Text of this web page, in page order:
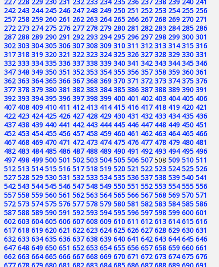
242 243 244 245 246 247 248 249 250 251 252 253 254 255 256
257 258 259 260 261 262 263 264 265 266 267 268 269 270 271
272 273 274 275 276 277 278 279 280 281 282 283 284 285 286
287 288 289 290 291 292 293 294 295 296 297 298 299 300 301
302 303 304 305 306 307 308 309 310 311 312 313 314 315 316
317 318 319 320 321 322 323 324 325 326 327 328 329 330 331
332 333 334 335 336 337 338 339 340 341 342 343 344 345 346
347 348 349 350 351 352 353 354 355 356 357 358 359 360 361
362 363 364 365 366 367 368 369 370 371 372 373 374 375 376
377 378 379 380 381 382 383 384 385 386 387 388 389 390 391
392 393 394 395 396 397 398 399 400 401 402 403 404 405 406
407 408 409 410 411 412 413 414 415 416 417 418 419 420 421
422 423 424 425 426 427 428 429 430 431 432 433 434 435 436
437 438 439 440 441 442 443 444 445 446 447 448 449 450 451
452 453 454 455 456 457 458 459 460 461 462 463 464 465 466
467 468 469 470 471 472 473 474 475 476 477 478 479 480 481
482 483 484 485 486 487 488 489 490 491 492 493 494 495 496
497 498 499 500 501 502 503 504 505 506 507 508 509 510 511
512 513 514 515 516 517 518 519 520 521 522 523 524 525 526
527 528 529 530 531 532 533 534 535 536 537 538 539 540 541
542 543 544 545 546 547 548 549 550 551 552 553 554 555 556
557 558 559 560 561 562 563 564 565 566 567 568 569 570 571
572 573 574 575 576 577 578 579 580 581 582 583 584 585 586
587 588 589 590 591 592 593 594 595 596 597 598 599 600 601
602 603 604 605 606 607 608 609 610 611 612 613 614 615 616
617 618 619 620 621 622 623 624 625 626 627 628 629 630 631
632 633 634 635 636 637 638 639 640 641 642 643 644 645 646
647 648 649 650 651 652 653 654 655 656 657 658 659 660 661
662 663 664 665 666 667 668 669 670 671 672 673 674 675 676